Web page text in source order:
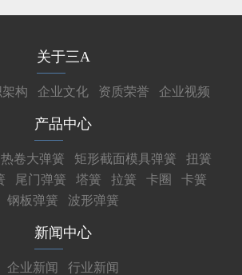
关于三A
构 企业文化 资质荣誉 企业视频
产品中心
热卷大弹簧 矩形截面模具弹簧
扭簧
尾门弹簧 塔簧 拉簧 卡圈
卡簧
钢板弹簧
波形弹簧
新闻中心
企业新闻 行业新闻